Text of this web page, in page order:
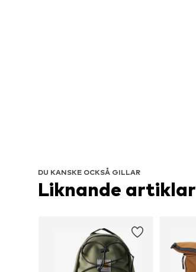
DU KANSKE OCKSÅ GILLAR
Liknande artiklar